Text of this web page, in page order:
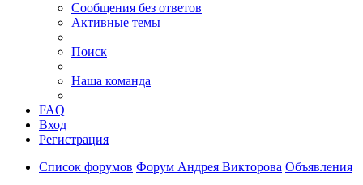
Сообщения без ответов
Активные темы
Поиск
Наша команда
FAQ
Вход
Регистрация
Список форумов Форум Андрея Викторова Объявления